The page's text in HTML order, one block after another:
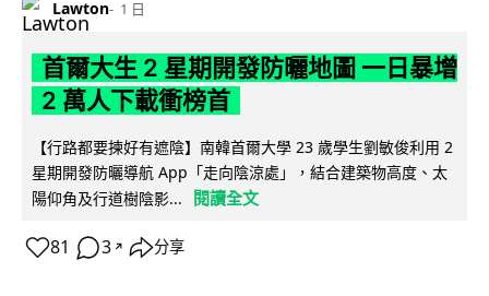
Lawton 1 日
首爾大生 2 星期開發防曬地圖 一日暴增
2 萬人下載衝榜首
【行路都要揀好有遮陰】南韓首爾大學 23 歲學生劉敏俊利用 2
星期開發防曬導航 App「走向陰涼處」，結合建築物高度、太
陽仰角及行道樹陰影...
閱讀全文
81 3 ↗ 分享